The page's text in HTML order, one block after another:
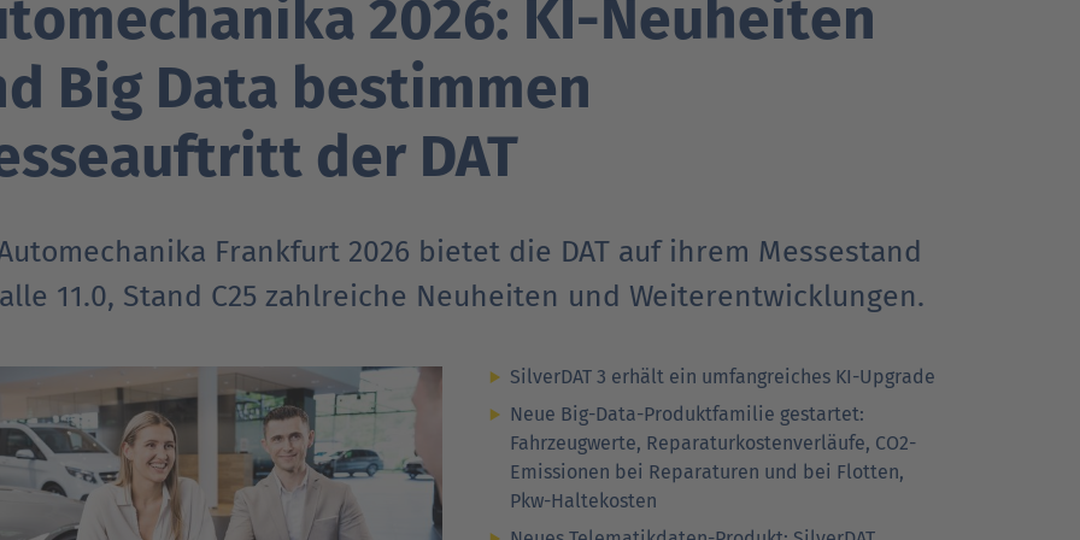
Support für Kunden
Support für Kunden
Nachrichten
Verträgt mein Auto Super E10-Kraftstoff?
Verträgt mein Auto B10- oder XTL-
Kraftstoff?
2026: KI-Neuheiten
Big Data bestimmen
der DAT
Frankfurt 2026 bietet die DAT auf ihrem Messestand
11.0, Stand C25 zahlreiche Neuheiten und Weiterentwicklungen.
SilverDAT 3 erhält ein umfangreiches KI-Upgrade
Neue Big-Data-Produktfamilie gestartet:
Fahrzeugwerte, Reparaturkostenverläufe, CO2-
Emissionen bei Reparaturen und bei Flotten,
Pkw-Haltekosten